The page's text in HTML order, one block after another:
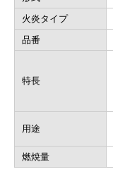
火炎タイプ
品番
特長
用途
燃焼量